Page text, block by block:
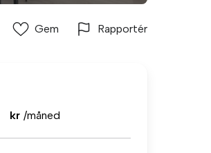
Gem Rapportér
kr /måned